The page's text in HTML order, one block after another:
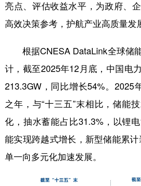
亮点、评估收益水平，为政府、
高效决策参考，护航产业高质量发
根据CNESA DataLink全球储
计，截至2025年12月底，中国电
213.3GW，同比增长54%。2025
之年，与“十三五”末相比，储能
化，抽水蓄能占比31.3%，以锂
能实现跨越式增长，新型储能累计
单一向多元化加速发展。